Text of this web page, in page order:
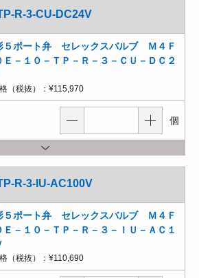
R-3-CU-DC24V
５ポート弁 セレックスバルブ Ｍ４Ｆ
Ｅ－１０－ＴＰ－Ｒ－３－ＣＵ－ＤＣ２
（税抜）： ¥115,970
個
R-3-IU-AC100V
５ポート弁 セレックスバルブ Ｍ４Ｆ
Ｅ－１０－ＴＰ－Ｒ－３－ＩＵ－ＡＣ１
（税抜）： ¥110,690